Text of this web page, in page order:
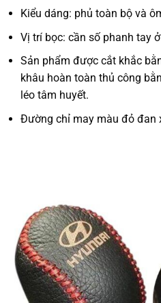
Kiểu dáng: phủ toàn bộ và
Vị trí bọc: cần số phanh tay
Sản phẩm được cắt khắc
khâu hoàn toàn thủ công
léo tâm huyết.
Đường chỉ may màu đỏ đan